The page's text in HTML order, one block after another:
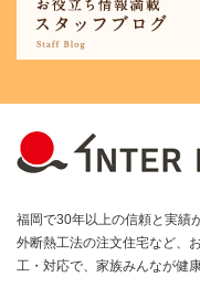
福岡で30年以上の信頼と実績
外断熱工法の注文住宅など、
工・対応で、家族みんなが健